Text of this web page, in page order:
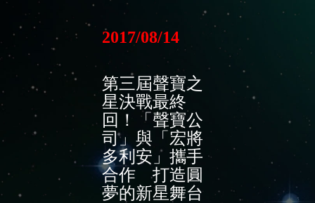
2017/08/14
第三屆聲寶之
星決戰最終
回！「聲寶公
司」與「宏將
多利安」攜手
合作 打造圓
夢的新星舞台